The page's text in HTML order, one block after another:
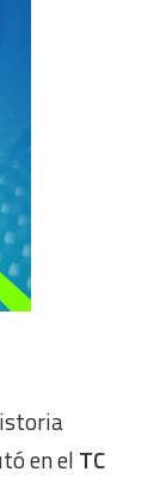
en el TC